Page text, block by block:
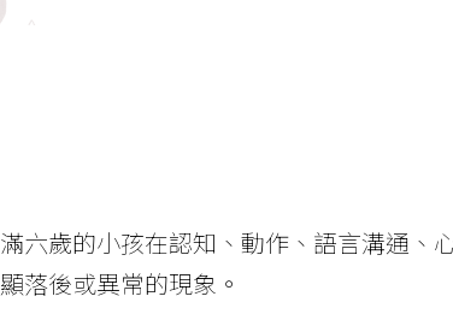
六歲的小孩在認知、動作、語言溝通、
落後或異常的現象。